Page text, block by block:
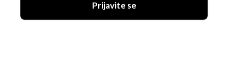
Prijavite se